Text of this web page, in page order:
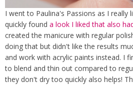
I went to Paulina's Passions as I really
quickly found a look I liked that also
created the manicure with regular
doing that but didn't like the results
and work with acrylic paints instead. I
to blend and thin out compared to
they don't dry too quickly also helps!